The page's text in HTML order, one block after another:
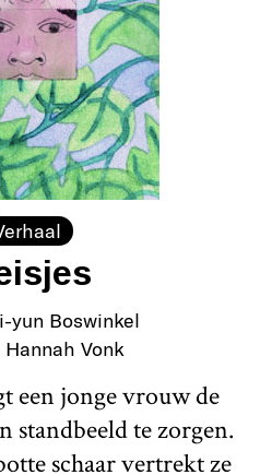
yun Boswinkel
Hannah Vonk
een jonge vrouw de
standbeeld te zorgen.
schaar vertrekt ze